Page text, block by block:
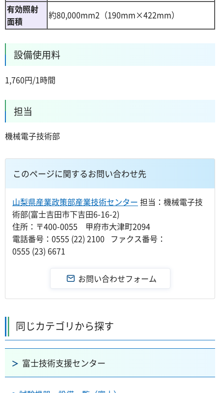
有効照射
面積
約80,000mm2（190mm×422mm）
設備使用料
1,760円/1時間
担当
機械電子技術部
このページに関するお問い合わせ先
山梨県産業政策部産業技術センター 担当：機械電子技
術部(富士吉田市下吉田6-16-2)
住所：〒400-0055 甲府市大津町2094
電話番号：0555 (22) 2100 ファクス番号：
0555 (23) 6671
同じカテゴリから探す
富士技術支援センター